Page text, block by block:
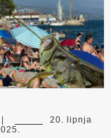
|
20. lipnja